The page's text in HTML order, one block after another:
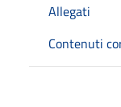
Allegati
Contenuti